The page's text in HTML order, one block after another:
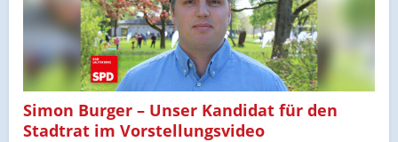
Simon Burger – Unser Kandidat für den
Stadtrat im Vorstellungsvideo